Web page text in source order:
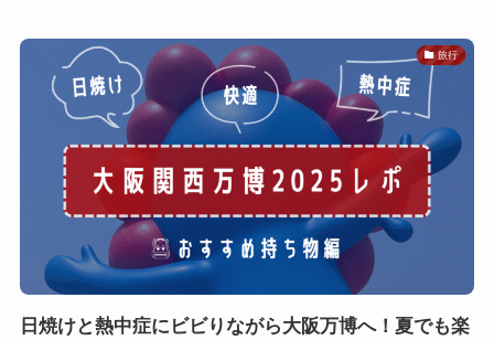
旅行
日焼けと熱中症にビビりながら大阪万博へ！夏でも楽